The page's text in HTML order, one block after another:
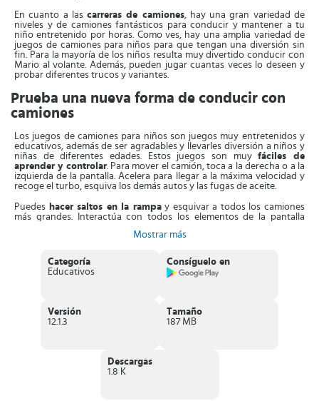
En cuanto a lascarreras de camiones, hay una gran variedad de
niveles y de camiones fantásticos para conducir y mantener a tu
niño entretenido por horas. Como ves, hay una amplia variedad de
juegos de camiones para niños para que tengan una diversión sin
fin. Para la mayoría de los niños resulta muy divertido conducir con
Mario al volante. Además, pueden jugar cuantas veces lo deseen y
probar diferentes trucos y variantes.
Prueba una nueva forma de conducir con
camiones
Los juegos de camiones para niños son juegos muy entretenidos y
educativos, además de ser agradables y llevarles diversión a niños y
niñas de diferentes edades. Estos juegos son muyfáciles de
aprender y controlar. Para mover el camión, toca a la derecha o a la
izquierda de la pantalla. Acelera para llegar a la máxima velocidad y
recoge el turbo, esquiva los demás autos y las fugas de aceite.
Puedes hacer saltos en la rampay esquivar a todos los camiones
más grandes. Interactúa con todos los elementos de la pantalla
flecha para cambiar al siguiente nivel.
En los juegos de camiones para niños, tu hijo puede
cualquier tipo de camión
que más le guste y escuchar efectos de
sonidos realistas. Pasa junto a tu hijo un rato agradable
Características de juegos de camiones para
alta calidad
Proporcionan diversión para niños de
Mostrar más
Categoría
Educativos
Consíguelo en
Versión
12.1.3
Tamaño
187 MB
Descargas
1.8 K